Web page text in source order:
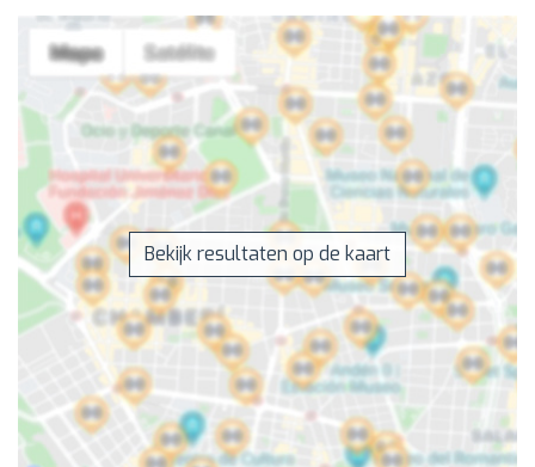
Bekijk resultaten op de kaart